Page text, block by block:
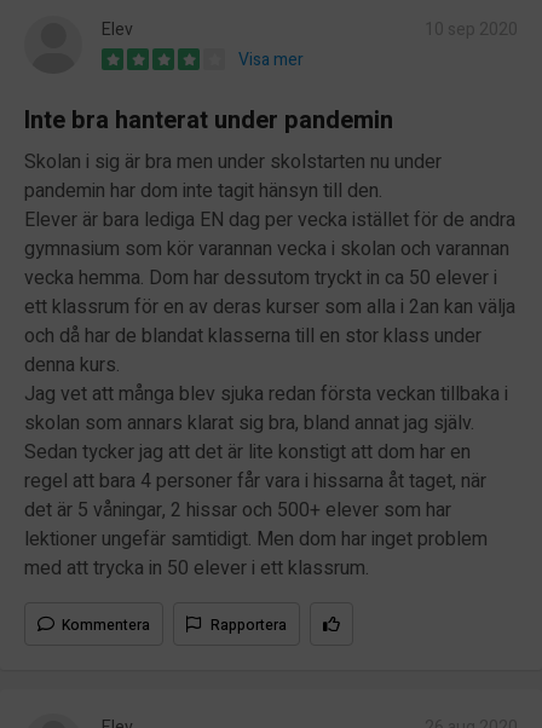
Elev
Visa mer
Inte bra hanterat under pandemin
Skolan i sig är bra men under skolstarten nu under
pandemin har dom inte tagit hänsyn till den.
Elever är bara lediga EN dag per vecka istället för de andra
gymnasium som kör varannan vecka i skolan och varannan
vecka hemma. Dom har dessutom tryckt in ca 50 elever i
ett klassrum för en av deras kurser som alla i 2an kan välja
och då har de blandat klasserna till en stor klass under
denna kurs.
Jag vet att många blev sjuka redan första veckan tillbaka i
skolan som annars klarat sig bra, bland annat jag själv.
Sedan tycker jag att det är lite konstigt att dom har en
regel att bara 4 personer får vara i hissarna åt taget, när
det är 5 våningar, 2 hissar och 500+ elever som har
lektioner ungefär samtidigt. Men dom har inget problem
med att trycka in 50 elever i ett klassrum.
Kommentera Rapportera